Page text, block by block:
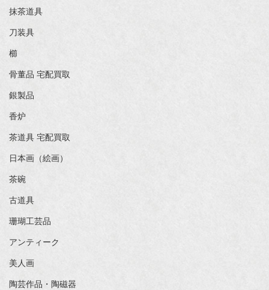
抹茶道具
刀装具
櫛
骨董品 宅配買取
銀製品
香炉
茶道具 宅配買取
日本画（絵画）
茶碗
古道具
珊瑚工芸品
アンティーク
美人画
陶芸作品・陶磁器